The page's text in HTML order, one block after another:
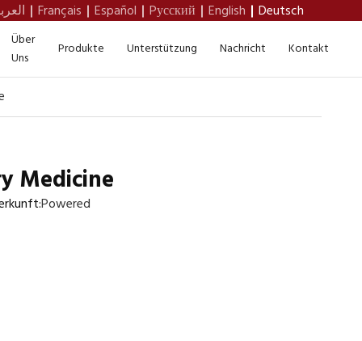
Français Español Pусский English Deutsch
Über
Uns
Produkte Unterstützung Nachricht Kontakt
Medicine
Powered